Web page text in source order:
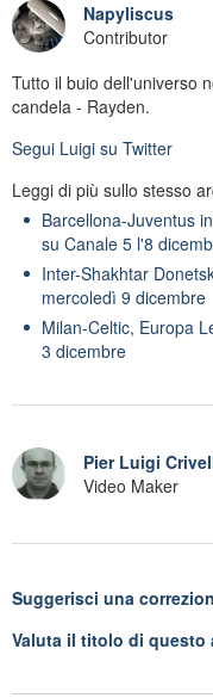
Napyliscus
Contributor
Tutto il buio dell'universo
candela - Rayden.
Segui Luigi su Twitter
Leggi di più sullo stesso
Barcellona-Juventus
su Canale 5 l'8
Inter-Shakhtar
mercoledì 9 dicembre
Milan-Celtic, Europa
3 dicembre
Pier Luigi
Video Maker
Suggerisci una
Valuta il titolo di questo